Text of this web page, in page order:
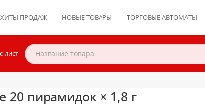
ХИТЫ ПРОДАЖ НОВЫЕ ТОВАРЫ ТОРГОВЫЕ АВТОМАТЫ
лист
20 пирамидок × 1,8 г